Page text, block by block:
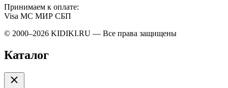
Принимаем к оплате:
Visa MC МИР СБП
© 2000–2026 KIDIKI.RU — Все права защищены
Каталог